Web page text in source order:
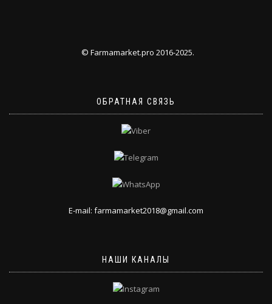
© Farmamarket.pro 2016-2025.
ОБРАТНАЯ СВЯЗЬ
E-mail: farmamarket2018@gmail.com
НАШИ КАНАЛЫ